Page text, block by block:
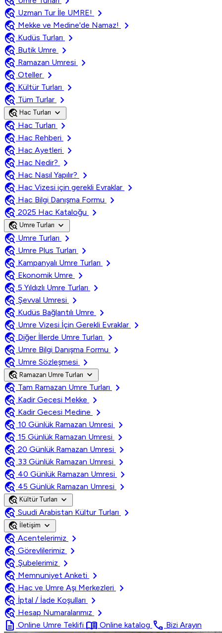
travel_explore Uzman Tur İle UMRE!
chevron_right
travel_explore Mekke ve Medine'de Namaz!
chevron_right
travel_explore Kudüs Turları
chevron_right
travel_explore Butik Umre
chevron_right
travel_explore Ramazan Umresi
chevron_right
travel_explore Oteller
chevron_right
travel_explore Kültür Turları
chevron_right
travel_explore Tüm Turlar chevron_right
travel_explore Hac Turları expand_more
travel_explore Hac Turları
chevron_right
travel_explore Hac Rehberi
chevron_right
travel_explore Hac Ayetleri
chevron_right
travel_explore Hac Nedir?
chevron_right
travel_explore Hac Nasıl Yapılır?
chevron_right
travel_explore Hac Vizesi için gerekli Evraklar
chevron_right
travel_explore Hac Bilgi Danışma Formu
chevron_right
travel_explore 2025 Hac Kataloğu chevron_right
travel_explore Umre Turları expand_more
travel_explore Umre Turları
chevron_right
travel_explore Umre Plus Turları
chevron_right
travel_explore Kampanyalı Umre Turları
chevron_right
travel_explore Ekonomik Umre
chevron_right
travel_explore 5 Yıldızlı Umre Turları
chevron_right
travel_explore Şevval Umresi
chevron_right
travel_explore Kudüs Bağlantılı Umre
chevron_right
travel_explore Umre Vizesi İçin Gerekli Evraklar
chevron_right
travel_explore Diğer İllerde Umre Turları
chevron_right
travel_explore Umre Bilgi Danışma Formu
chevron_right
travel_explore Umre Sözleşmesi chevron_right
travel_explore Ramazan Umre Turları expand_more
travel_explore Tam Ramazan Umre Turları
chevron_right
travel_explore Kadir Gecesi Mekke
chevron_right
travel_explore Kadir Gecesi Medine
chevron_right
travel_explore 10 Günlük Ramazan Umresi
chevron_right
travel_explore 15 Günlük Ramazan Umresi
chevron_right
travel_explore 20 Günlük Ramazan Umresi
chevron_right
travel_explore 33 Günlük Ramazan Umresi
chevron_right
travel_explore 40 Günlük Ramazan Umresi
chevron_right
travel_explore 45 Günlük Ramazan Umresi chevron_right
travel_explore Kültür Turları expand_more
travel_explore Suudi Arabistan Kültur Turları chevron_right
travel_explore İletişim expand_more
travel_explore Acentelerimiz
chevron_right
travel_explore Görevlilerimiz
chevron_right
travel_explore Şubelerimiz
chevron_right
travel_explore Memnuniyet Anketi
chevron_right
travel_explore Hac ve Umre Aşı Merkezleri
chevron_right
travel_explore İptal / İade Koşulları
chevron_right
travel_explore Hesap Numaralarımız
chevron_right
description Online Umre Teklifi menu_book Online katalog call Bizi Arayın